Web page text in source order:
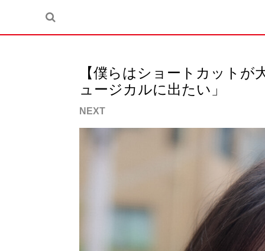
【僕らはショートカット
ュージカルに出たい」
NEXT